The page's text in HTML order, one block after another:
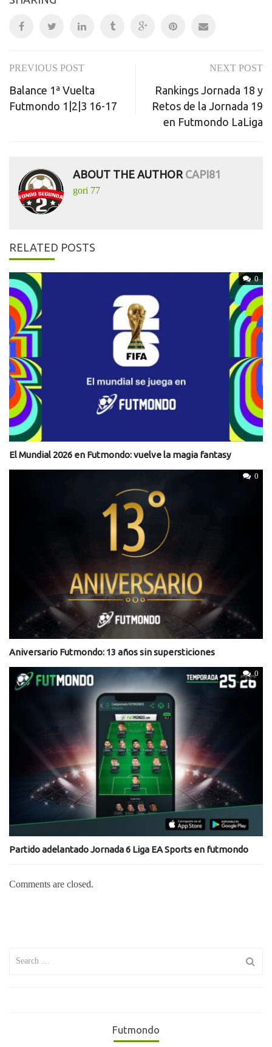
Post
navigation
PREVIOUS POST
Balance 1ª Vuelta
Futmondo 1|2|3 16-17
NEXT POST
Rankings Jornada 18 y
Retos de la Jornada 19
en Futmondo LaLiga
ABOUT THE AUTHOR CAPI81
gori 77
RELATED POSTS
0
El Mundial 2026 en Futmondo: vuelve la magia fantasy
0
Aniversario Futmondo: 13 años sin supersticiones
0
Partido adelantado Jornada 6 Liga EA Sports en futmondo
Comments are closed.
Futmondo